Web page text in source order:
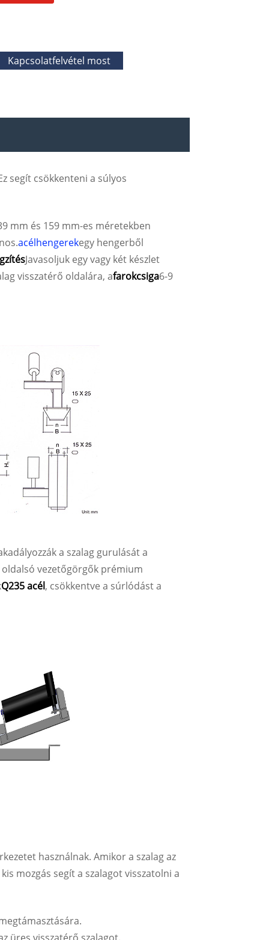
Kapcsolatfelvétel most
segít csökkenteni a súlyos
mm és 159 mm-es méretekben
acélhengerekegy hengerből
Javasoljuk egy vagy két készlet
visszatérő oldalára, afarokcsiga6-9
a szalag gurulását a
oldalsó vezetőgörgők prémium
Q235 acél, csökkentve a súrlódást a
használnak. Amikor a szalag az
mozgás segít a szalagot visszatolni a